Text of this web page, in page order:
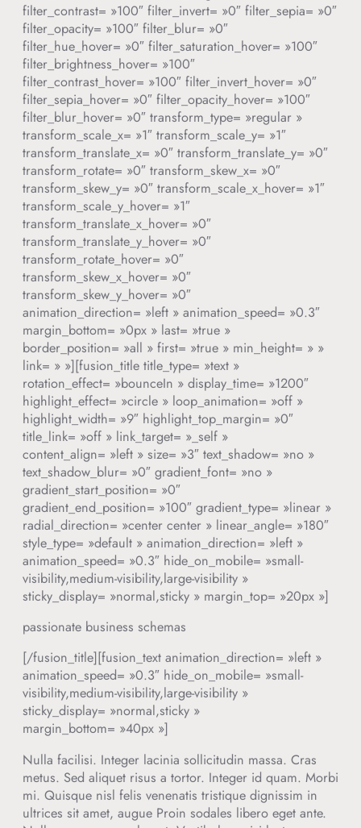
filter_contrast= »100″ filter_invert= »0″ filter_sepia= »0″
filter_opacity= »100″ filter_blur= »0″
filter_hue_hover= »0″ filter_saturation_hover= »100″
filter_brightness_hover= »100″
filter_contrast_hover= »100″ filter_invert_hover= »0″
filter_sepia_hover= »0″ filter_opacity_hover= »100″
filter_blur_hover= »0″ transform_type= »regular »
transform_scale_x= »1″ transform_scale_y= »1″
transform_translate_x= »0″ transform_translate_y= »0″
transform_rotate= »0″ transform_skew_x= »0″
transform_skew_y= »0″ transform_scale_x_hover= »1″
transform_scale_y_hover= »1″
transform_translate_x_hover= »0″
transform_translate_y_hover= »0″
transform_rotate_hover= »0″
transform_skew_x_hover= »0″
transform_skew_y_hover= »0″
animation_direction= »left » animation_speed= »0.3″
margin_bottom= »0px » last= »true »
border_position= »all » first= »true » min_height= » »
link= » »][fusion_title title_type= »text »
rotation_effect= »bounceIn » display_time= »1200″
highlight_effect= »circle » loop_animation= »off »
highlight_width= »9″ highlight_top_margin= »0″
title_link= »off » link_target= »_self »
content_align= »left » size= »3″ text_shadow= »no »
text_shadow_blur= »0″ gradient_font= »no »
gradient_start_position= »0″
gradient_end_position= »100″ gradient_type= »linear »
radial_direction= »center center » linear_angle= »180″
style_type= »default » animation_direction= »left »
animation_speed= »0.3″ hide_on_mobile= »small-
visibility,medium-visibility,large-visibility »
sticky_display= »normal,sticky » margin_top= »20px »]
passionate business schemas
[/fusion_title][fusion_text animation_direction= »left »
animation_speed= »0.3″ hide_on_mobile= »small-
visibility,medium-visibility,large-visibility »
sticky_display= »normal,sticky »
margin_bottom= »40px »]
Nulla facilisi. Integer lacinia sollicitudin massa. Cras
metus. Sed aliquet risus a tortor. Integer id quam. Morbi
mi. Quisque nisl felis venenatis tristique dignissim in
ultrices sit amet, augue Proin sodales libero eget ante.